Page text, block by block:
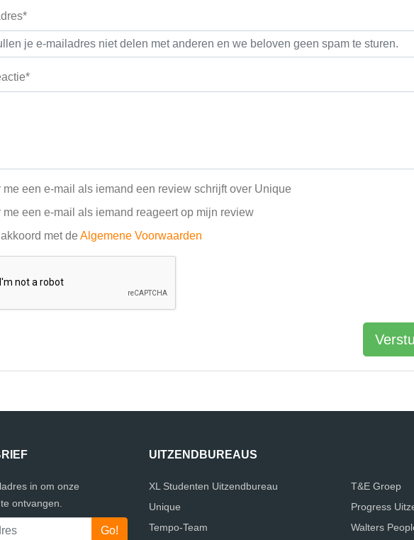
me een e-mail als iemand een review schrijft over Unique
me een e-mail als iemand reageert op mijn review
akkoord met de Algemene Voorwaarden
in om onze
ontvangen.
UITZENDBUREAUS
XL Studenten Uitzendbureau
Unique
Tempo-Team
T&E Groep
Progress
Walters